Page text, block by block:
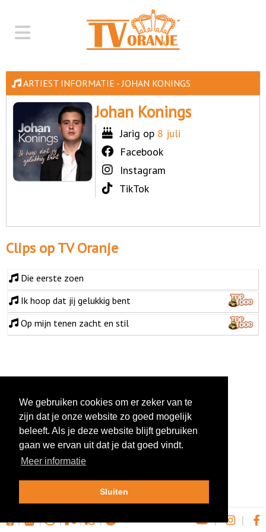
ARTIEST INFORMATIE - JOHAN KONINGS
Johan Konings
Jarig op 8 juli
Facebook
Instagram
TikTok
Clips op TV Oranje
Die eerste zoen
Ik hoop dat jij gelukkig bent
Op mijn tenen zacht en stil
| | | | | | |
We gebruiken cookies om er zeker van te
zijn dat je onze website zo goed mogelijk
beleeft. Als je deze website blijft gebruiken
gaan we ervan uit dat je dat goed vindt.
Meer informatie
Sluiten